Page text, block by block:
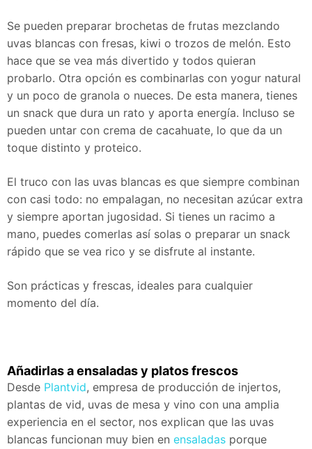
Se pueden preparar brochetas de frutas mezclando
uvas blancas con fresas, kiwi o trozos de melón. Esto
hace que se vea más divertido y todos quieran
probarlo. Otra opción es combinarlas con yogur natural
y un poco de granola o nueces. De esta manera, tienes
un snack que dura un rato y aporta energía. Incluso se
pueden untar con crema de cacahuate, lo que da un
toque distinto y proteico.
El truco con las uvas blancas es que siempre combinan
con casi todo: no empalagan, no necesitan azúcar extra
y siempre aportan jugosidad. Si tienes un racimo a
mano, puedes comerlas así solas o preparar un snack
rápido que se vea rico y se disfrute al instante.
Son prácticas y frescas, ideales para cualquier
momento del día.
Añadirlas a ensaladas y platos frescos
Desde Plantvid, empresa de producción de injertos,
plantas de vid, uvas de mesa y vino con una amplia
experiencia en el sector, nos explican que las uvas
blancas funcionan muy bien en ensaladas porque